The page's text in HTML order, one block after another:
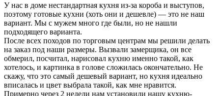
У нас в доме нестандартная кухня из-за короба и выступов,
поэтому готовые кухни (хоть они и дешевле) — это не наш
вариант. Мы с мужем много где были, но не нашли
подходящего варианта.
После всех походов по торговым центрам мы решили делать
на заказ под наши размеры. Вызвали замерщика, он все
обмерил, посчитал, нарисовал кухню именно такой, как
хотелось, и картинка в голове сложилась окончательно. Не
скажу, что это самый дешевый вариант, но кухня идеально
вписалась и цвет выбрала такой, как мне нравится.
Примерно через 2 недели нам установили нашу кухню-